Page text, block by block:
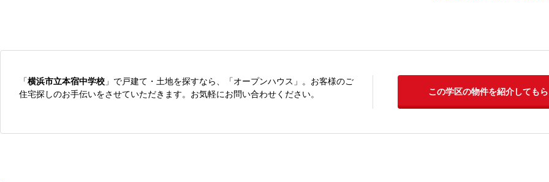
「横浜市立本宿中学校 」で戸建て・土地を探すなら、「オープンハウス」。お客様のご
住宅探しのお手伝いをさせていただきます。お気軽にお問い合わせください。
この学区の物件を紹介しても